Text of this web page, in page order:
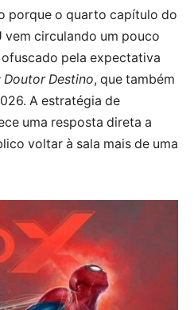
porque o quarto capítulo do
vem circulando um pouco
pela expectativa
Doutor Destino, que também
A estratégia de
uma resposta direta a
voltar à sala mais de uma